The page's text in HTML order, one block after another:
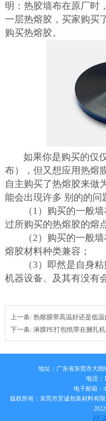
明：热胶墙布在原厂时
一层热熔胶，买家购买
购买热熔胶。
如果你是购买的仅
布），但又想应用热熔
自主购买了热熔胶来做
能会出現许多 别的的问
（1）购买的一般
过所购买的热熔胶的熔
（2）购买的一般
熔胶材料种类兼容；
（3）即然是自身
机器设备、及其有没有
上一条: 热熔膜带高温好还是低温
下一条: 淋膜PE打包纸带在捆扎
地址：广东省东莞市大
电话：
电子邮箱：
版权所有：东莞市至诚包装材料有限